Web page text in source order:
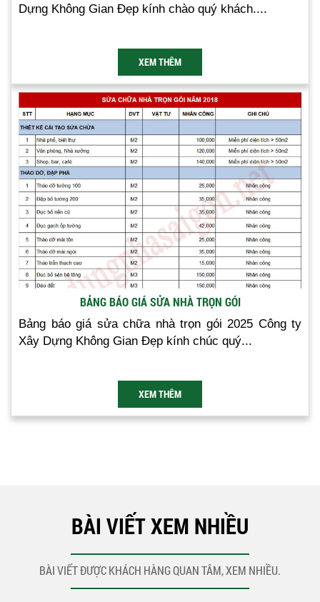
Dựng Không Gian Đẹp kính chào quý khách....
XEM THÊM
BẢNG BÁO GIÁ SỬA NHÀ TRỌN GÓI
Bảng báo giá sửa chữa nhà trọn gói 2025 Công ty
Xây Dựng Không Gian Đẹp kính chúc quý...
XEM THÊM
BÀI VIẾT XEM NHIỀU
BÀI VIẾT ĐƯỢC KHÁCH HÀNG QUAN TÂM, XEM NHIỀU.